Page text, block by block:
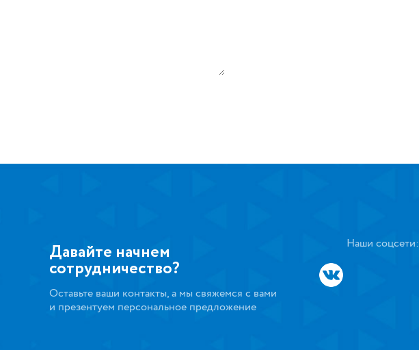
Давайте начнем
сотрудничество?
Оставьте ваши контакты, а мы свяжемся с вами
и презентуем персональное предложение
Наши соцсети: